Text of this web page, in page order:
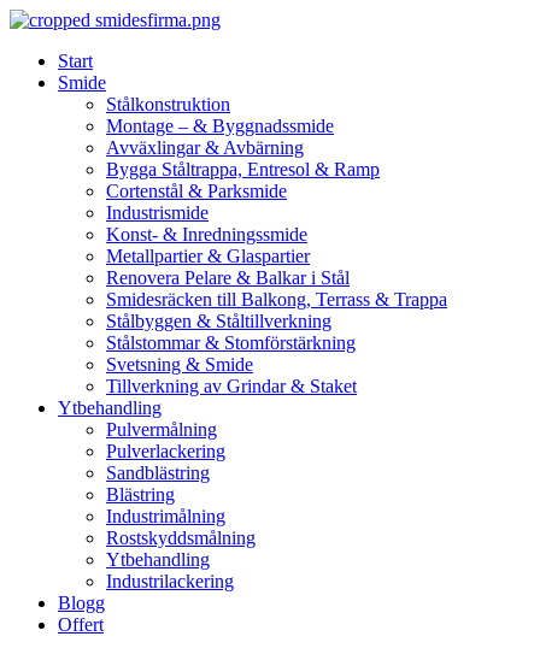
Skip
contentStart
Smide
Stålkonstruktion
Montage – & Byggnadssmide
Avväxlingar & Avbärning
Bygga Ståltrappa, Entresol & Ramp
Cortenstål & Parksmide
Industrismide
Konst- & Inredningssmide
Metallpartier & Glaspartier
Renovera Pelare & Balkar i Stål
Smidesräcken till Balkong, Terrass & Trappa
Stålbyggen & Ståltillverkning
Stålstommar & Stomförstärkning
Svetsning & Smide
Tillverkning av Grindar & Staket
Ytbehandling
Pulvermålning
Pulverlackering
Sandblästring
Blästring
Industrimålning
Rostskyddsmålning
Ytbehandling
Industrilackering
Blogg
Offert